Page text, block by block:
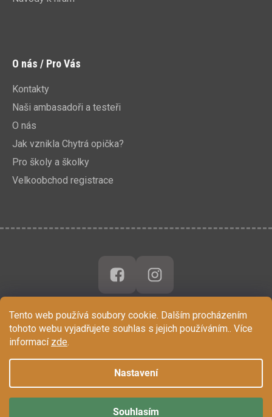
Tento web používá soubory cookie. Dalším procházením
tohoto webu vyjadřujete souhlas s jejich používáním.. Více
informací zde.
Nastavení
Souhlasím
O nás / Pro Vás
Kontakty
Naši ambasadoři a testeři
O nás
Jak vznikla Chytrá opička?
Pro školy a školky
Velkoobchod registrace